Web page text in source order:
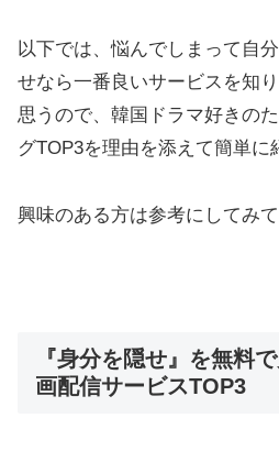
以下では、悩んでしまって自
せなら一番良いサービスを知
思うので、韓国ドラマ好きの
グTOP3を理由を添えて簡単に
興味のある方は参考にしてみて
『身分を隠せ』を無料
画配信サービスTOP3